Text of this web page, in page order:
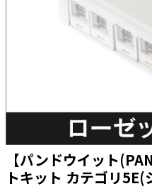
太陽光発電ケーブル・コネク
電源ケーブル／コネクタ／分
スイッチ・コンセント（配線
PF管/FEP管/CD管/情報線保
ボックス・ビニル電線管付属
みカバー
ホテル・病院向け
【パンドウイット
トキット カテゴリ5E(